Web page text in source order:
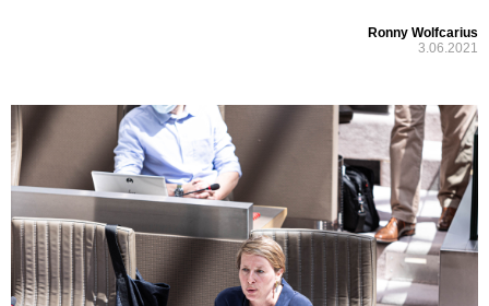
Ronny Wolfcarius
3.06.2021